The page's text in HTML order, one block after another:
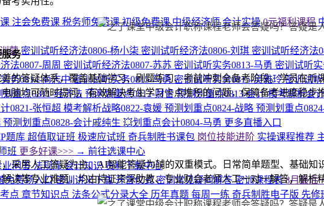
注会免费课 税务师免费课初级免费课中级经济师会计实操0元福利课程
营密训试听经济法0806-杨小柒 密训试听经济法0806-刘琪 密训试听经济法
法0807-周周 密训试听经济法0807-苏苏 密训试听实务0813-马勇 密训试听
务0814-尚志中密训试听实务0815-马勇密训试听实务0815-吴雅玲密训试
划重点0811-经济法 预测划重点0812-财管预测划重点0813-会计模考解析会
0821-张恒超 模考解析战略0822-袁媛 预测划重点0824-战略 预测划重点
预测划重点0828-会计戚纯生 💥划重点会计0804-马勇 更多直播入口
题库 超值取证班 极速应试班 奇兵制胜书课包 岗位技能进阶 实操课程推荐
班 更多好课>>> → 前往选课中心
业问答法规库会计知识资料下载中心
免费场入口密训讲义下载开营仪式密训常见疑问解答密训课程表8月最后
点 章节知识点 法条公式分录大全 历年真题 每周一练 奇兵制胜电子版 先修
务
的答疑体系，覆盖基础学习、刷题练习、考前冲刺全备考阶段。学员在
脑均可随时提问，有效解决考生学习卡点堆积的问题，保障备考进度稳步
采用人工答疑为主、AI智能答疑为辅的双重模式。日常简单题型、基础
读等专业难题，均由持证资深助教、专业财会老师人工一对一解答，解析